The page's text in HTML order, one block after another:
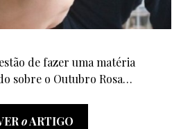
de fazer uma matéria
sobre o Outubro Rosa…
oARTIGO